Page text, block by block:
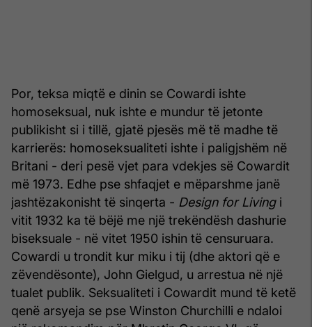
Por, teksa miqtë e dinin se Cowardi ishte
homoseksual, nuk ishte e mundur të jetonte
publikisht si i tillë, gjatë pjesës më të madhe të
karrierës: homoseksualiteti ishte i paligjshëm në
Britani - deri pesë vjet para vdekjes së Cowardit
më 1973. Edhe pse shfaqjet e mëparshme janë
jashtëzakonisht të sinqerta - Design for Livingi
vitit 1932 ka të bëjë me një trekëndësh dashurie
biseksuale - në vitet 1950 ishin të censuruara.
Cowardi u trondit kur miku i tij (dhe aktori që e
zëvendësonte), John Gielgud, u arrestua në një
tualet publik. Seksualiteti i Cowardit mund të ketë
qenë arsyeja se pse Winston Churchilli e ndaloi